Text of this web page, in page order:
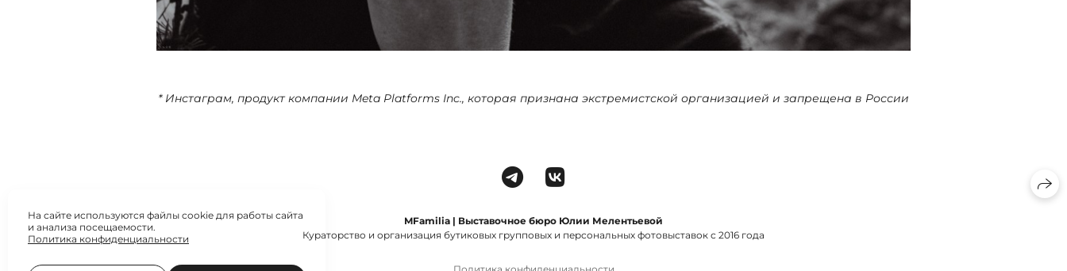
* Инстаграм, продукт компании Meta Platforms Inc., которая признана экстремистской организацией и запрещена в России
MFamilia | Выставочное бюро Юлии Мелентьевой
Кураторство и организация бутиковых групповых и персональных фотовыставок с 2016 года
На сайте используются файлы cookie для работы сайта
и анализа посещаемости.
Политика конфиденциальности